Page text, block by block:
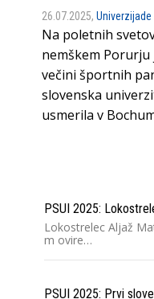
26.07.2025, Univerzijade
Na poletnih
nemškem Porurju
večini športnih
slovenska
usmerila v
PSUI 2025:
Lokostrelec Aljaž
m ovire…
PSUI 2025: Prvi